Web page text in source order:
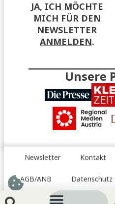
JA, ICH MÖCHTE
MICH FÜR DEN
NEWSLETTER
ANMELDEN.
Unsere
Newsletter Kontakt
AGB/ANB Datenschutz